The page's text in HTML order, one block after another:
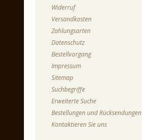
Widerruf
Versandkosten
Zahlungsarten
Datenschutz
Bestellvorgang
Impressum
Sitemap
Suchbegriffe
Erweiterte Suche
Bestellungen und Rücksendungen
Kontaktieren Sie uns